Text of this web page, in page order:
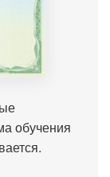
обучения